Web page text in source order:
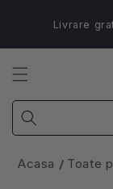
conținutLivrare
Acasa Toate